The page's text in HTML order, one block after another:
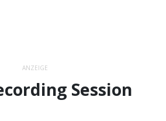
ANZEIGE
Session